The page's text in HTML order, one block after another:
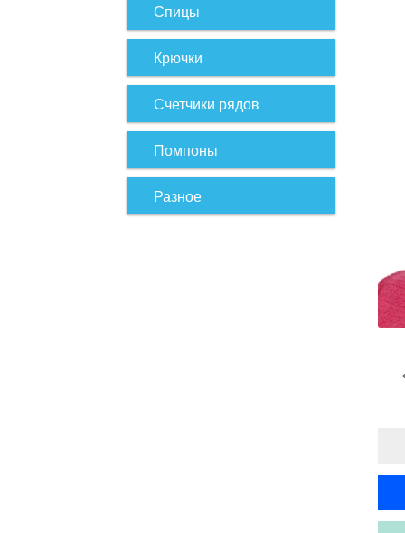
Спицы
Крючки
Счетчики рядов
Помпоны
Разное